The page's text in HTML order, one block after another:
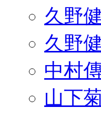
久野
久野
中村
山下